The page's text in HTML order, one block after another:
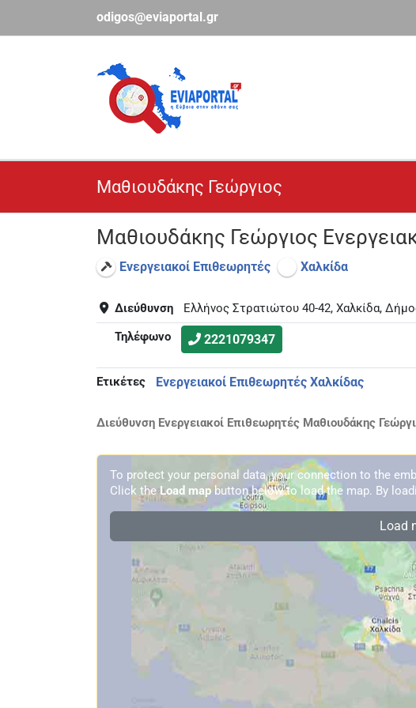
περιεχόμενο
odigos@eviaportal.gr
Μαθιουδάκης Γεώργιος
Μαθιουδάκης Γεώργιος
Ενεργειακοί Επιθεωρητές Χαλκίδα
Διεύθυνση
Ελλήνος Στρατιώτου 40-42, Χαλκίδα,
Τηλέφωνο
2221079347
Ετικέτες Ενεργειακοί Επιθεωρητές Χαλκίδας
Διεύθυνση Ενεργειακοί Επιθεωρητές Μαθιουδάκης
To protect your personal data, your connection to the
Click the Load mapbutton below to load the map. By
Load